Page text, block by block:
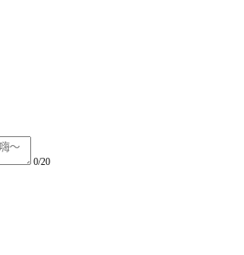
0/20